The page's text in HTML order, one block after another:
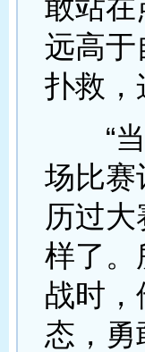
敢站在
远高于
扑救，
“当
场比赛
历过
样了。
战时，
态，勇